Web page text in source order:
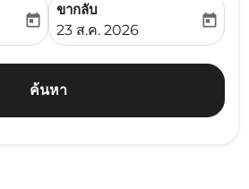
date-aria-label
today
ขากลับ
fc-booking-return-date-
23 ส.ค. 2026
today
ค้นหา